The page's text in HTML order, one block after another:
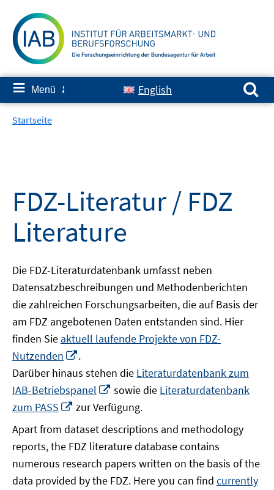
zum
Inhalt
≡ Menü ✘ English
Suchen nach:
Startseite
FDZ-Literatur / FDZ
Literature
Die FDZ-Literaturdatenbank umfasst neben
Datensatzbeschreibungen und Methodenberichten
die zahlreichen Forschungsarbeiten, die auf Basis der
am FDZ angebotenen Daten entstanden sind. Hier
finden Sie aktuell laufende Projekte von FDZ-
Nutzenden
neuem
Fenster
öffnen
.
Darüber hinaus stehen die Literaturdatenbank zum
IAB-Betriebspanel
In
neuem
Fenster
öffnen
sowie die Literaturdatenbank
zum PASS
In
Fenster
öffnen
zur Verfügung.
Apart from dataset descriptions and methodology
reports, the FDZ literature database contains
numerous research papers written on the basis of the
data provided by the FDZ. Here you can find currently